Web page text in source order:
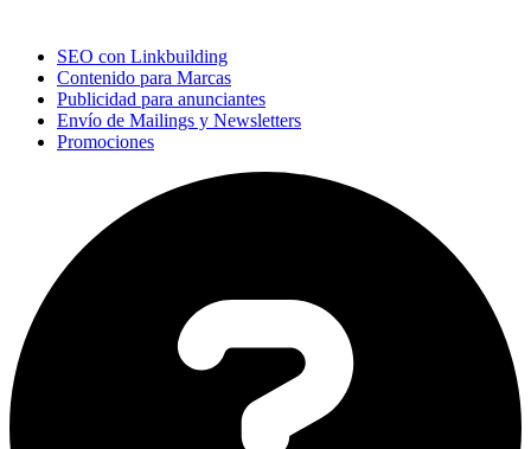
SEO con Linkbuilding
Contenido para Marcas
Publicidad para anunciantes
Envío de Mailings y Newsletters
Promociones